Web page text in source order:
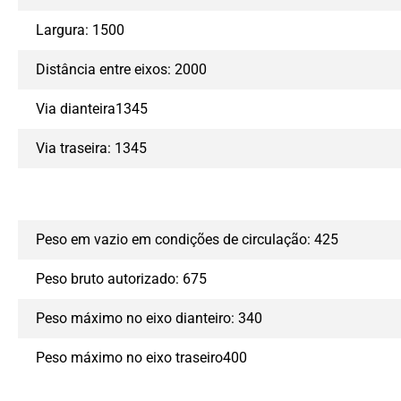
Largura: 1500
Distância entre eixos: 2000
Via dianteira1345
Via traseira: 1345
Peso em vazio em condições de circulação: 425
Peso bruto autorizado: 675
Peso máximo no eixo dianteiro: 340
Peso máximo no eixo traseiro400